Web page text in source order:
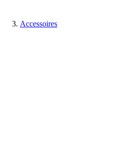
Accessoires